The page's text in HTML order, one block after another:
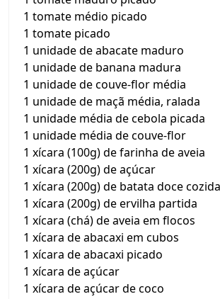
1 tomate médio picado
1 tomate picado
1 unidade de abacate maduro
1 unidade de banana madura
1 unidade de couve-flor média
1 unidade de maçã média, ralada
1 unidade média de cebola picada
1 unidade média de couve-flor
1 xícara (100g) de farinha de aveia
1 xícara (200g) de açúcar
1 xícara (200g) de batata doce
1 xícara (200g) de ervilha partida
1 xícara (chá) de aveia em flocos
1 xícara de abacaxi em cubos
1 xícara de abacaxi picado
1 xícara de açúcar
1 xícara de açúcar de coco